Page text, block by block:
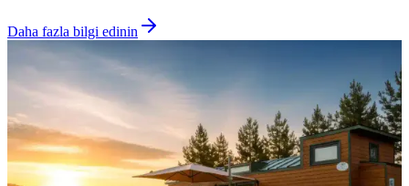
Daha fazla bilgi edinin